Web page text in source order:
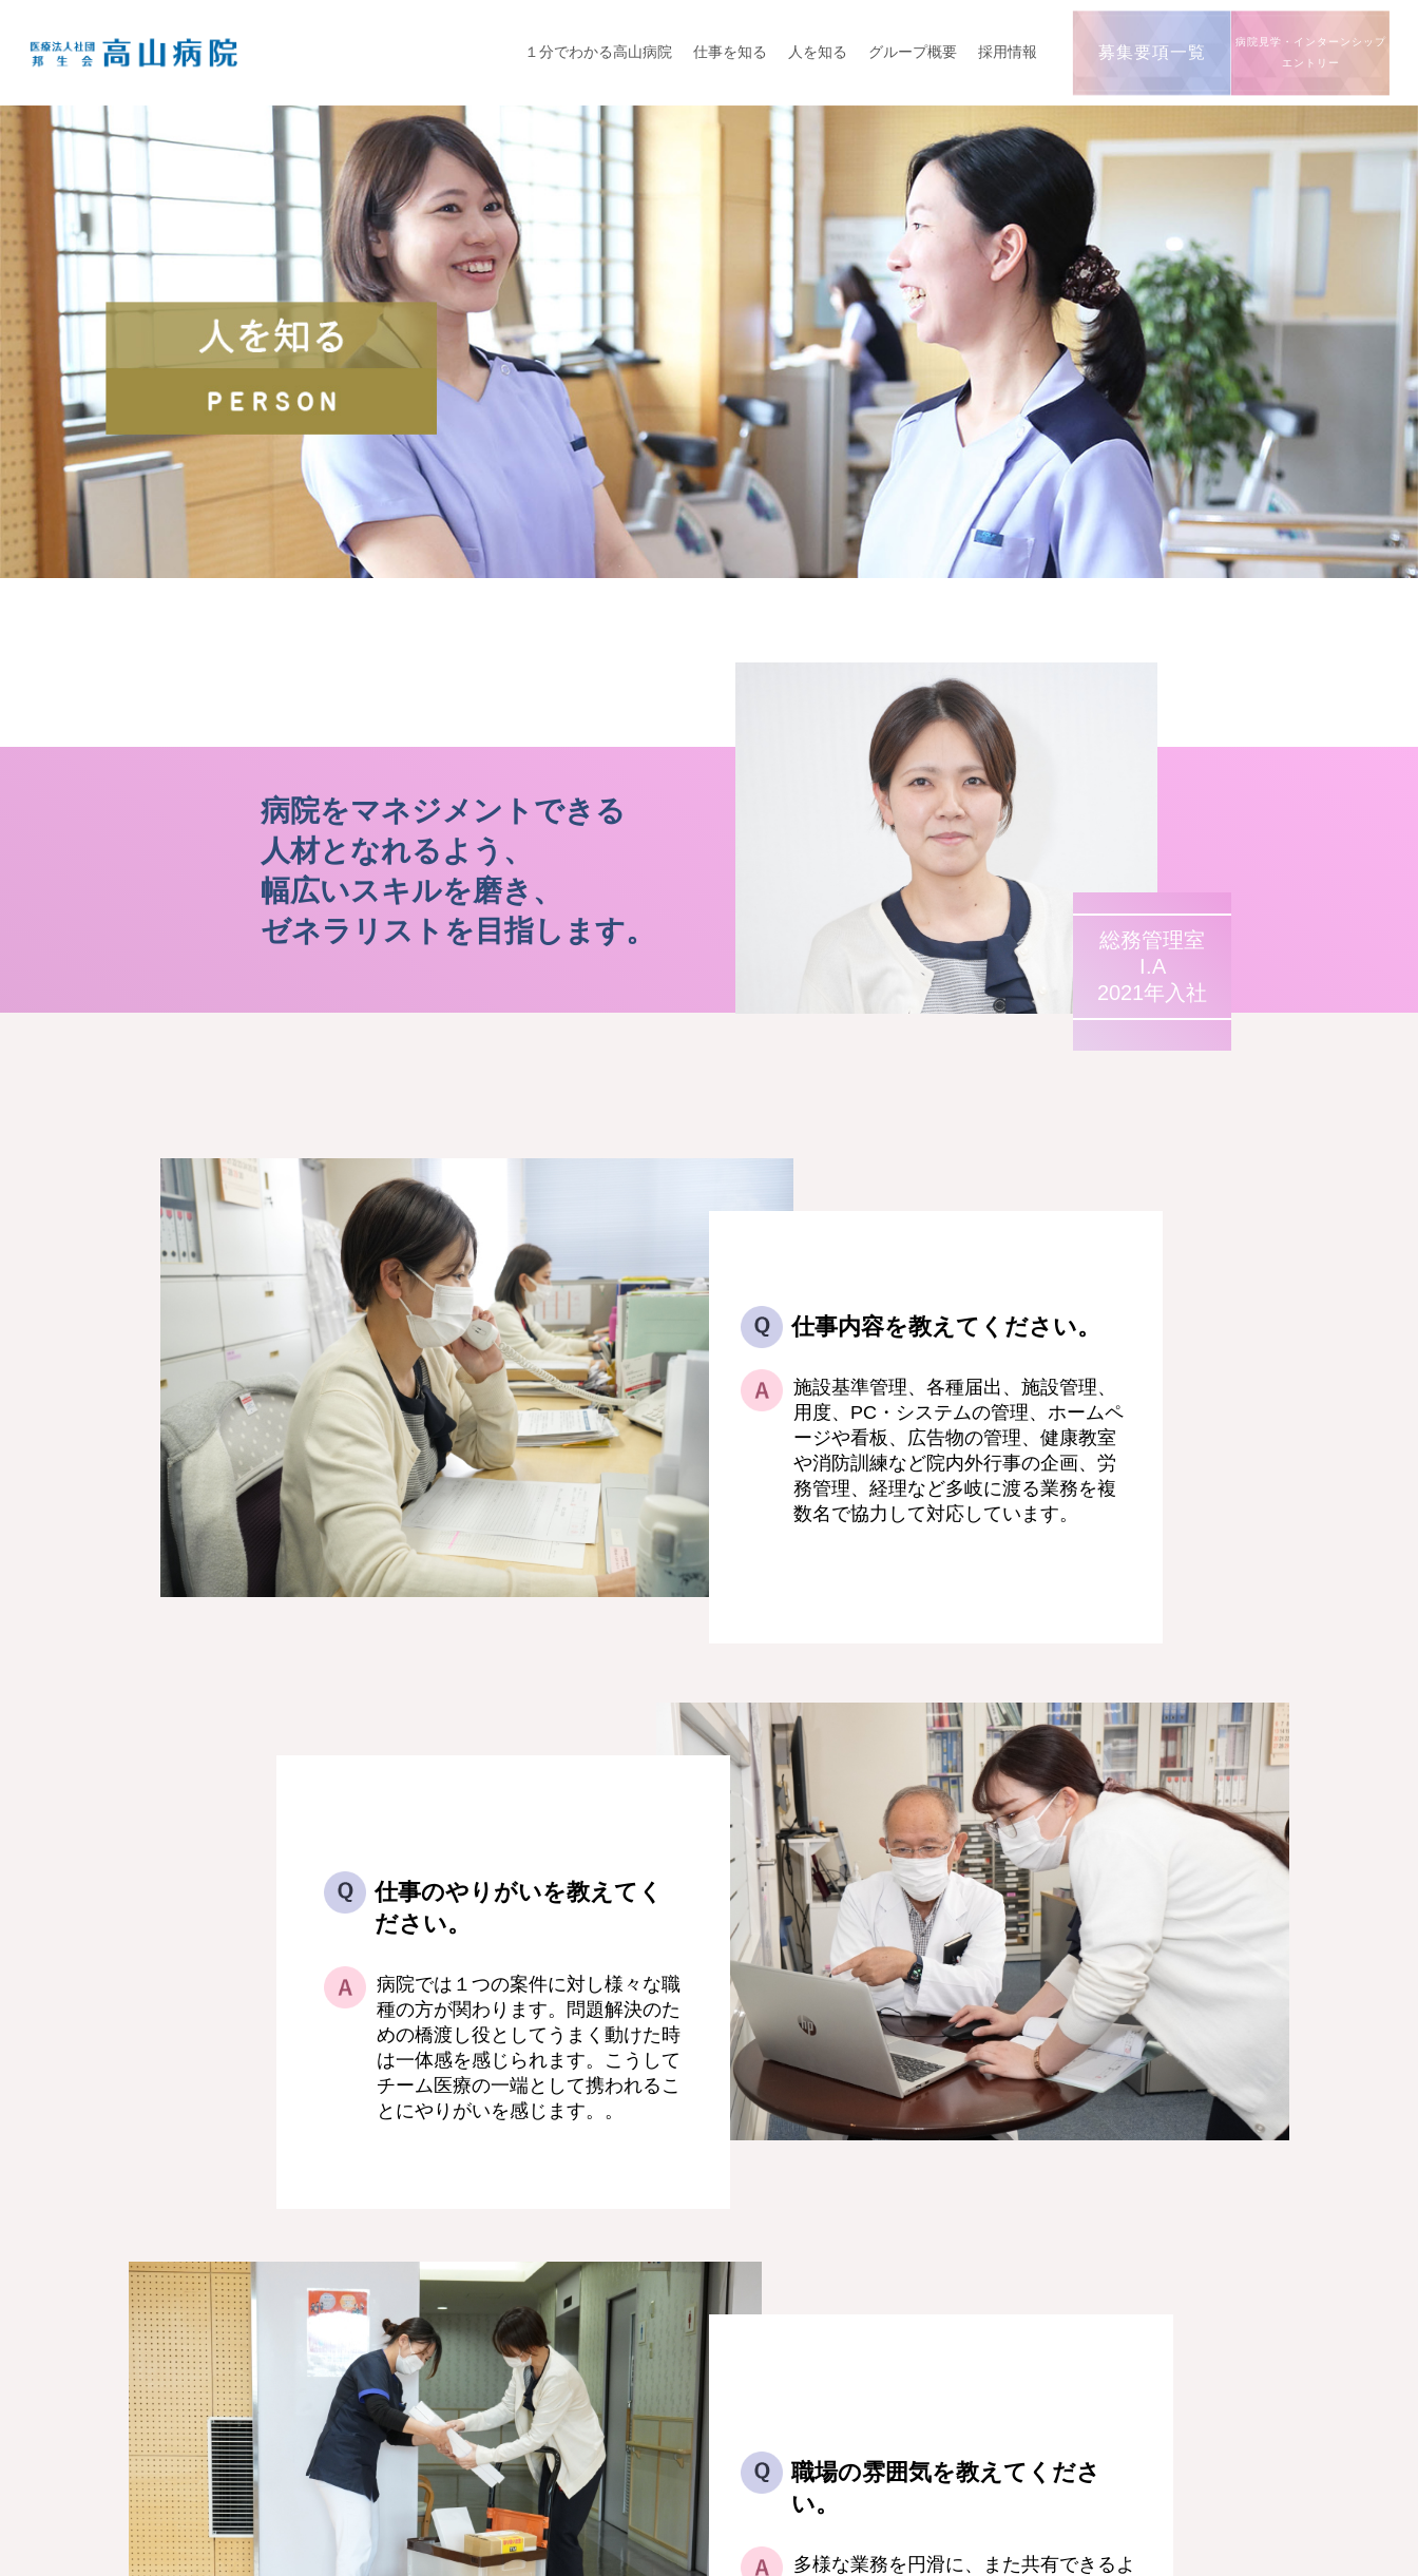
１分でわかる高山病院 仕事を知る 人を知る グループ概要 採用情報 募集要項一覧
病院見学・インターンシップ
エントリー
病院をマネジメントできる
人材となれるよう、
幅広いスキルを磨き、
ゼネラリストを目指します。
総務管理室
I.A
2021年入社
仕事内容を教えてください。
施設基準管理、各種届出、施設管理、
用度、PC・システムの管理、ホームペ
ージや看板、広告物の管理、健康教室
や消防訓練など院内外行事の企画、労
務管理、経理など多岐に渡る業務を複
数名で協力して対応しています。
仕事のやりがいを教えてく
ださい。
病院では１つの案件に対し様々な職
種の方が関わります。問題解決のた
めの橋渡し役としてうまく動けた時
は一体感を感じられます。こうして
チーム医療の一端として携われるこ
とにやりがいを感じます。。
職場の雰囲気を教えてくださ
い。
多様な業務を円滑に、また共有できるよ